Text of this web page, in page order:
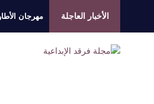
الأخبار العاجلة مهرجان